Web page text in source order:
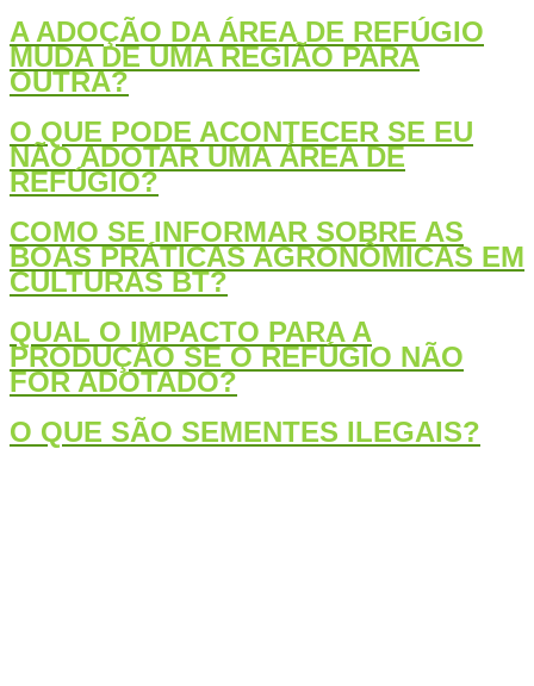
A ADOÇÃO DA ÁREA DE REFÚGIO
MUDA DE UMA REGIÃO PARA
OUTRA?
O QUE PODE ACONTECER SE EU
NÃO ADOTAR UMA ÁREA DE
REFÚGIO?
COMO SE INFORMAR SOBRE AS
BOAS PRÁTICAS AGRONÔMICAS EM
CULTURAS BT?
QUAL O IMPACTO PARA A
PRODUÇÃO SE O REFÚGIO NÃO
FOR ADOTADO?
O QUE SÃO SEMENTES ILEGAIS?